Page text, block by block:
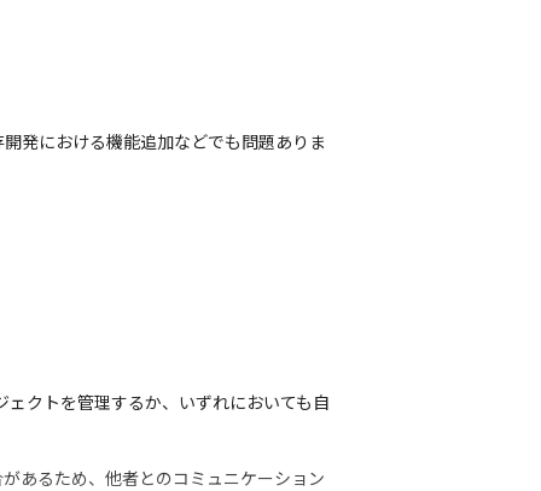
発における機能追加などでも問題ありま
クトを管理するか、いずれにおいても自
あるため、他者とのコミュニケーション